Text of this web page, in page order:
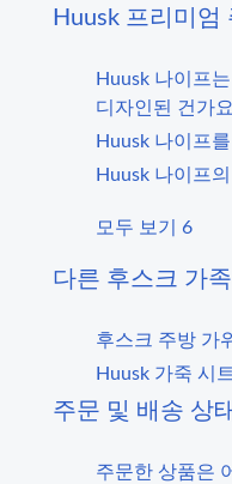
Huusk 프리미엄
Huusk 나이프
디자인된 건가
Huusk 나이프
Huusk 나이프
모두 보기 6
후스크 주방 가
Huusk 가죽 시
주문 및 배송 상
주문한 상품은